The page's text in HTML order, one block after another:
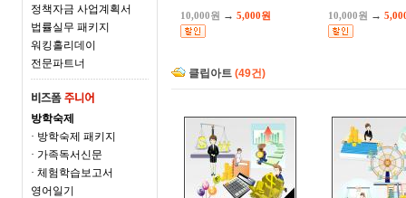
정책자금 사업계획서
법률실무 패키지
워킹홀리데이
전문파트너
방학숙제
· 방학숙제 패키지
· 가족독서신문
· 체험학습보고서
영어일기
10,000원 → 5,000원 10,000원 →
클립아트 (49건)